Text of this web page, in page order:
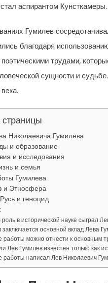
аспирантом Кунсткамеры.
Гумилев
благодаря
трудами,
сущности и
Николаевича Гумилева
и образование
и исследования
и семья
Гумилева
и Этносфера
и геноцид
роль в исторической науке сыграл
заключается основной вклад Лева
работы можно отнести к основным
Лев Гумилев известен только как
работы написал Лев Николаевич